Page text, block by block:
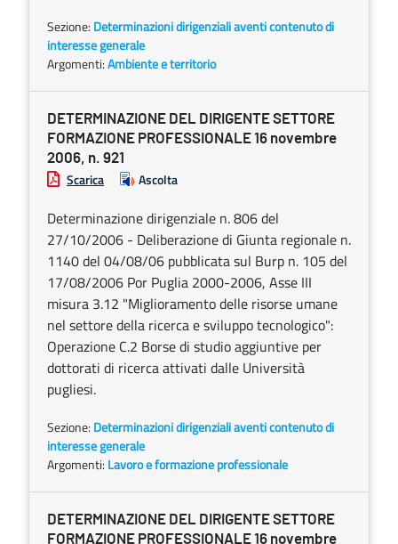
Sezione: Determinazioni dirigenziali aventi contenuto di
interesse generale
Argomenti:Ambiente e territorio
DETERMINAZIONE DEL DIRIGENTE SETTORE
FORMAZIONE PROFESSIONALE 16 novembre
2006, n. 921
Scarica Ascolta
Determinazione dirigenziale n. 806 del
27/10/2006 - Deliberazione di Giunta regionale n.
1140 del 04/08/06 pubblicata sul Burp n. 105 del
17/08/2006 Por Puglia 2000-2006, Asse III
misura 3.12 "Miglioramento delle risorse umane
nel settore della ricerca e sviluppo tecnologico":
Operazione C.2 Borse di studio aggiuntive per
dottorati di ricerca attivati dalle Università
pugliesi.
Sezione: Determinazioni dirigenziali aventi contenuto di
interesse generale
Argomenti: Lavoro e formazione professionale
DETERMINAZIONE DEL DIRIGENTE SETTORE
FORMAZIONE PROFESSIONALE 16 novembre